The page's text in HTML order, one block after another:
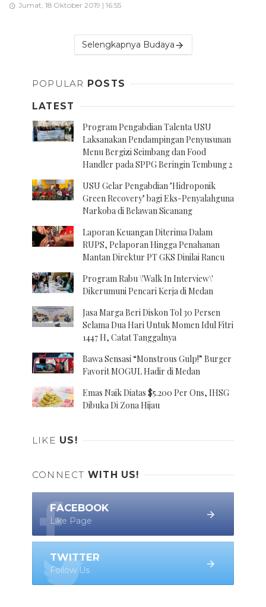
Jumat, 18 Oktober 2019 | 16:55
Selengkapnya Budaya
POPULAR POSTS
LATEST
Program Pengabdian Talenta USU
Laksanakan Pendampingan Penyusunan
Menu Bergizi Seimbang dan Food
Handler pada SPPG Beringin Tembung 2
USU Gelar Pengabdian "Hidroponik
Green Recovery" bagi Eks-Penyalahguna
Narkoba di Belawan Sicanang
Laporan Keuangan Diterima Dalam
RUPS, Pelaporan Hingga Penahanan
Mantan Direktur PT GKS Dinilai Rancu
Program Rabu \'Walk In Interview\'
Dikerumuni Pencari Kerja di Medan
Jasa Marga Beri Diskon Tol 30 Persen
Selama Dua Hari Untuk Momen Idul Fitri
1447 H, Catat Tanggalnya
Bawa Sensasi “Monstrous Gulp!” Burger
Favorit MOGUL Hadir di Medan
Emas Naik Diatas $5.200 Per Ons, IHSG
Dibuka Di Zona Hijau
LIKE US!
CONNECT WITH US!
FACEBOOK
Like Page
TWITTER
Follow Us